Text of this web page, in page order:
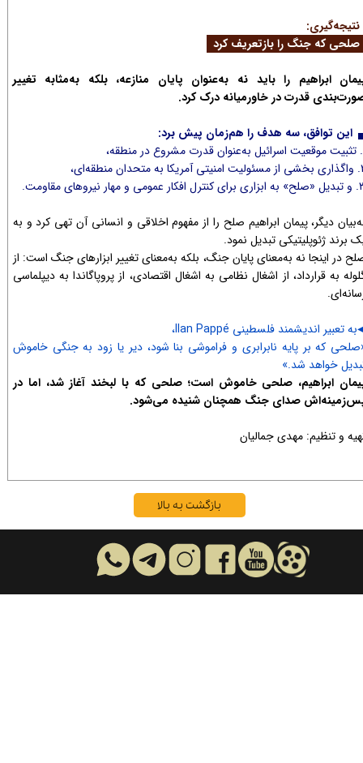
که جنگ را بازتعریف کرد
ابراهیم را باید نه به‌عنوان پایان منازعه، بلکه به‌مثابه تغییر
قدرت در خاورمیانه درک کرد.
این توافق، سه هدف را هم‌زمان پیش برد:
متحدان منطقه‌ای،
و مهار نیروهای مقاومت.
دیگر، پیمان ابراهیم صلح را از مفهوم اخلاقی و انسانی آن تهی کرد و به
برند ژئوپلیتیکی تبدیل نمود.
در اینجا نه به‌معنای پایان جنگ، بلکه به‌معنای تغییر ابزارهای جنگ است: از
به قرارداد، از اشغال نظامی به اشغال اقتصادی، از پروپاگاندا به دیپلماسی
به تعبیر اندیشمند فلسطینی Ilan Pappé،
که بر پایه نابرابری و فراموشی بنا شود، دیر یا زود به جنگی خاموش
خواهد شد.»
ابراهیم، صلحی خاموش است؛ صلحی که با لبخند آغاز شد، اما در
صدای جنگ همچنان شنیده می‌شود.​​​​​​​
و تنظیم: مهدی جمالیان
بازگشت به بالا